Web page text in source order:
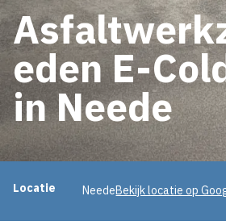
eden E-
in Neede
Projectinformatie
Locatie NeedeBekijk locatie op